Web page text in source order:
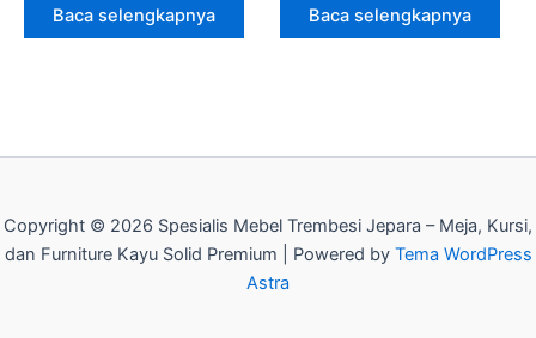
Baca selengkapnya Baca selengkapnya
Copyright © 2026 Spesialis Mebel Trembesi Jepara – Meja, Kursi,
dan Furniture Kayu Solid Premium | Powered by Tema WordPress
Astra